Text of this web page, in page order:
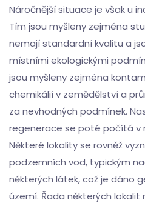
Náročnější situace je však u
Tím jsou myšleny zejména
nemají standardní kvalitu a
místními ekologickými
jsou myšleny zejména
chemikálií v zemědělství a
za nevhodných podmínek.
regenerace se poté počítá v
Některé lokality se rovněž
podzemních vod, typickým
některých látek, což je dáno
území. Řada některých